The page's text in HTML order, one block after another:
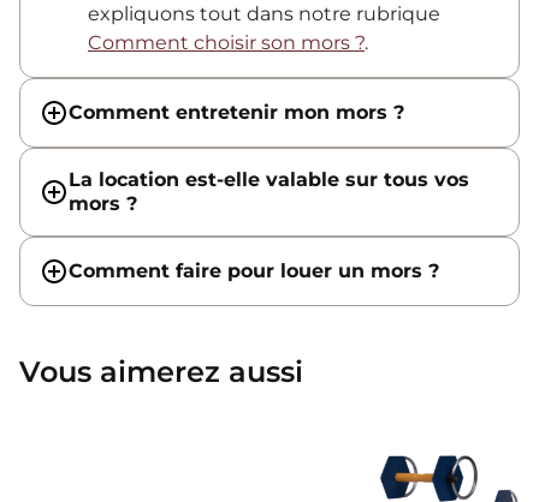
expliquons tout dans notre rubrique
Comment choisir son mors ?.
Comment entretenir mon mors ?
La location est-elle valable sur tous vos
mors ?
Comment faire pour louer un mors ?
Vous aimerez aussi